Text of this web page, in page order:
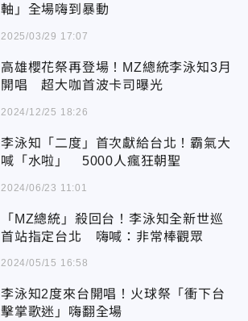
軸」全場嗨到暴動
2025/03/29 17:07
高雄櫻花祭再登場！MZ總統李泳知3月
開唱 超大咖首波卡司曝光
2024/12/25 18:26
李泳知「二度」首次獻給台北！霸氣大
喊「水啦」 5000人瘋狂朝聖
2024/06/23 11:01
「MZ總統」殺回台！李泳知全新世巡
首站指定台北 嗨喊：非常棒觀眾
2024/05/15 16:58
李泳知2度來台開唱！火球祭「衝下台
擊掌歌迷」嗨翻全場